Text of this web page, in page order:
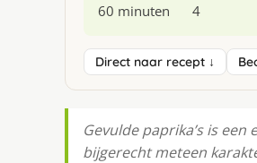
60 minuten 4
Direct naar recept ↓
Gevulde paprika’s is
bijgerecht meteen